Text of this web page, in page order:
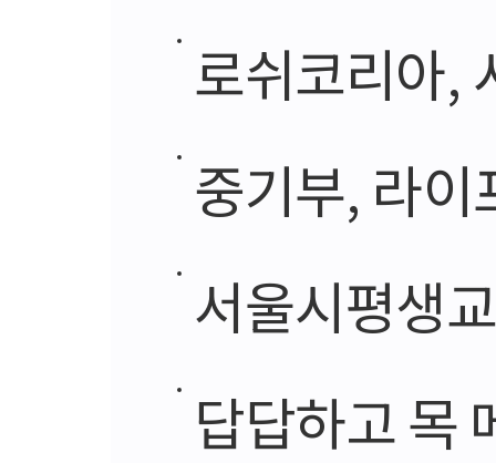
로쉬코리아, 시
중기부, 라이
서울시평생교육
답답하고 목